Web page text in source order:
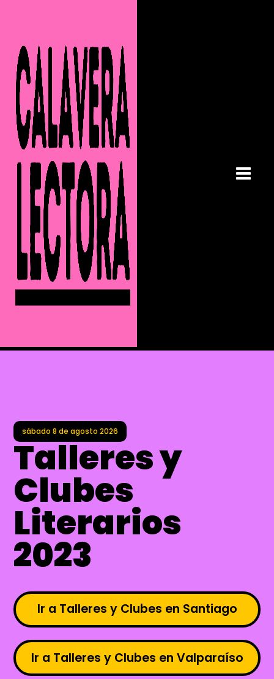
sábado 8 deagosto 2026
Talleres y
Clubes
Literarios
2023
Ir a Talleres y Clubes en Santiago
Ir a Talleres y Clubes en Valparaíso